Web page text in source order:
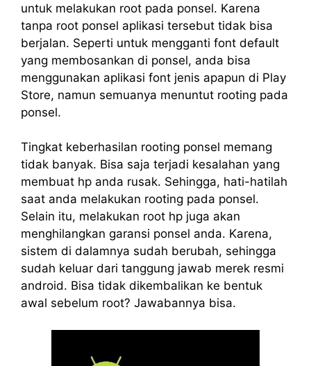
untuk melakukan root pada ponsel. Karena
tanpa root ponsel aplikasi tersebut tidak bisa
berjalan. Seperti untuk mengganti font default
yang membosankan di ponsel, anda bisa
menggunakan aplikasi font jenis apapun di Play
Store, namun semuanya menuntut rooting pada
ponsel.
Tingkat keberhasilan rooting ponsel memang
tidak banyak. Bisa saja terjadi kesalahan yang
membuat hp anda rusak. Sehingga, hati-hatilah
saat anda melakukan rooting pada ponsel.
Selain itu, melakukan root hp juga akan
menghilangkan garansi ponsel anda. Karena,
sistem di dalamnya sudah berubah, sehingga
sudah keluar dari tanggung jawab merek resmi
android. Bisa tidak dikembalikan ke bentuk
awal sebelum root? Jawabannya bisa.